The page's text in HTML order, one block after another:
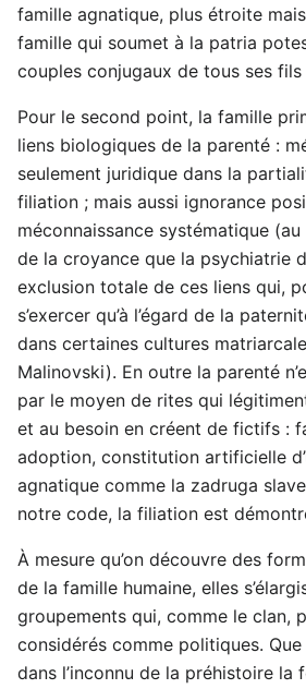
famille agnatique, plus étroite
famille qui soumet à la patria
couples conjugaux de tous ses
Pour le second point, la famille
liens biologiques de la parenté :
seulement juridique dans la
filiation ; mais aussi ignorance
méconnaissance systématique
de la croyance que la psychiatrie
exclusion totale de ces liens qui,
s’exercer qu’à l’égard de la
dans certaines cultures
Malinovski). En outre la parenté
par le moyen de rites qui
et au besoin en créent de fictifs :
adoption, constitution artificielle
agnatique comme la zadruga
notre code, la filiation est
À mesure qu’on découvre des
de la famille humaine, elles
groupements qui, comme le clan,
considérés comme politiques. Que
dans l’inconnu de la préhistoire la